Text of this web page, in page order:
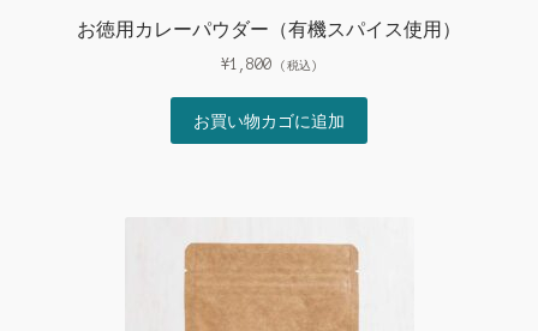
お徳用カレーパウダー（有機スパイス使用）
¥1,800 (税込)
お買い物カゴに追加